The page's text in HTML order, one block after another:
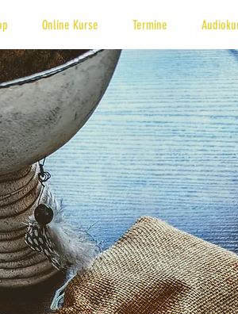
Online Kurse Termine